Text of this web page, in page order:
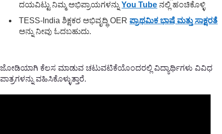
ದಯವಿಟ್ಟು ನಿಮ್ಮ ಅಭಿಪ್ರಾಯಗಳನ್ನುYou Tube ನಲ್ಲಿ ಹಂಚಿಕೊಳ್ಳಿ
TESS-India ಶಿಕ್ಷಕರ ಅಭಿವೃದ್ಧಿ OER ಪ್ರಾಥಮಿಕ ಭಾಷೆ ಮತ್ತು ಸಾಕ್ಷರತೆ
ಅನ್ನು ನೀವು ಓದಬಹುದು.
ಜೋಡಿಯಾಗಿ ಕೆಲಸ ಮಾಡುವ ಚಟುವಟಿಕೆಯೊಂದರಲ್ಲಿ ವಿದ್ಯಾರ್ಥಿಗಳು ವಿವಿಧ
ಪಾತ್ರಗಳನ್ನು ವಹಿಸಿಕೊಳ್ಳುತ್ತಾರೆ.